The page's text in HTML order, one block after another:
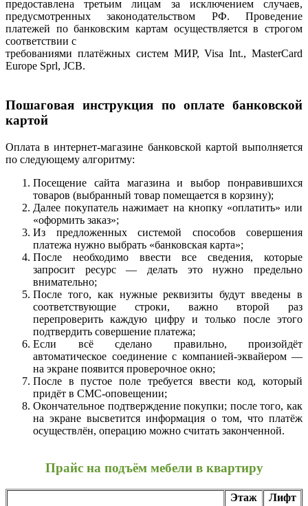
предоставлена третьим лицам за исключением случаев,
предусмотренных законодательством РФ. Проведение
платежей по банковским картам осуществляется в строгом
соответствии с
требованиями платёжных систем МИР, Visa Int., MasterCard
Europe Sprl, JCB.
Пошаговая инструкция по оплате банковской
картой
Оплата в интернет-магазине банковской картой выполняется
по следующему алгоритму:
Посещение сайта магазина и выбор понравившихся
товаров (выбранный товар помещается в корзину);
Далее покупатель нажимает на кнопку «оплатить» или
«оформить заказ»;
Из предложенных системой способов совершения
платежа нужно выбрать «банковская карта»;
После необходимо ввести все сведения, которые
запросит ресурс — делать это нужно предельно
внимательно;
После того, как нужные реквизиты будут введены в
соответствующие строки, важно второй раз
перепроверить каждую цифру и только после этого
подтвердить совершение платежа;
Если всё сделано правильно, произойдёт
автоматическое соединение с компанией-эквайером —
на экране появится проверочное окно;
После в пустое поле требуется ввести код, который
придёт в СМС-оповещении;
Окончательное подтверждение покупки; после того, как
на экране высветится информация о том, что платёж
осуществлён, операцию можно считать законченной.
Прайс на подъём мебели в квартиру
Этаж
Лифт